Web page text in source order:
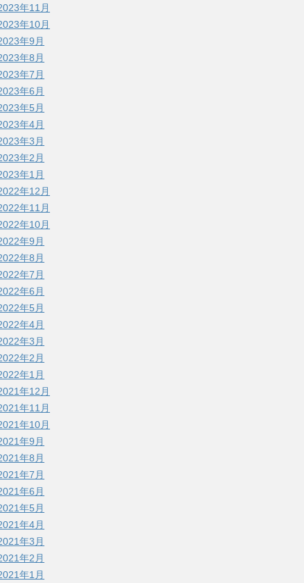
年11月
年10月
年9月
年8月
年7月
年6月
年5月
年4月
年3月
年2月
年1月
年12月
年11月
年10月
年9月
年8月
年7月
年6月
年5月
年4月
年3月
年2月
年1月
年12月
年11月
年10月
年9月
年8月
年7月
年6月
年5月
年4月
年3月
年2月
年1月